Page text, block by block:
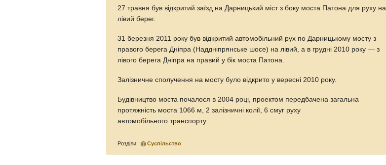
27 травня був відкритий заїзд на Дарницький міст з боку моста Патона для руху на
лівий берег.
31 березня 2011 року був відкритий автомобільний рух по Дарницькому мосту з
правого берега Дніпра (Наддніпрянське шосе) на лівий, а в грудні 2010 року — з
лівого берега Дніпра на правий у бік моста Патона.
Залізничне сполучення на мосту було відкрито у вересні 2010 року.
Будівництво моста почалося в 2004 році, проектом передбачена загальна
протяжність моста 1066 м, 2 залізничні колії, 6 смуг руху
автомобільного транспорту.
Розділи: Суспільство